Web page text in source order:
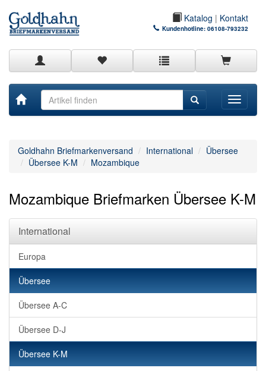
Katalog | Kontakt
Kundenhotline: 06108-793232
Toggle
Goldhahn Briefmarkenversand International
Übersee
Übersee K-M
Mozambique
Mozambique Briefmarken Übersee K-M
International
Europa
Übersee
Übersee A-C
Übersee D-J
Übersee K-M